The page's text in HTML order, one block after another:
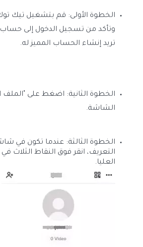
الخطوة الأولى: قم بتشغيل تيك
وتأكد من تسجيل الدخول إلى حساب
تريد إنشاء الحساب المميز له.
الخطوة الثانية: اضغط على
الشاشة.
الخطوة الثالثة: عندما تكون في
التعريف، انقر فوق النقاط الثلاث في
العليا.